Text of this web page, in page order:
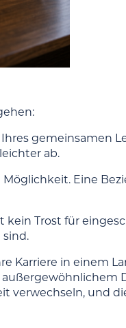
gemeinsamen
ab.
Eine
kein Trost für
sind.
Karriere in einem
verwechseln, und